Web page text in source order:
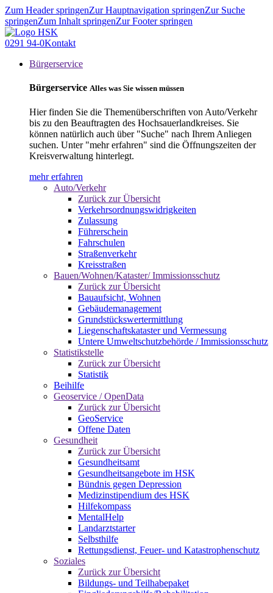
Zum Header springenZur Hauptnavigation springenZur Suche
springenZum Inhalt springenZur Footer springen
0291 94-0Kontakt
Bürgerservice
Bürgerservice Alles was Sie wissen müssen
Hier finden Sie die Themenüberschriften von Auto/Verkehr
bis zu den Beauftragten des Hochsauerlandkreises. Sie
können natürlich auch über "Suche" nach Ihrem Anliegen
suchen. Unter "mehr erfahren" sind die Öffnungszeiten der
Kreisverwaltung hinterlegt.
mehr erfahren
Auto/Verkehr
Zurück zur Übersicht
Verkehrsordnungswidrigkeiten
Zulassung
Führerschein
Fahrschulen
Straßenverkehr
Kreisstraßen
Bauen/Wohnen/Kataster/ Immissionsschutz
Zurück zur Übersicht
Bauaufsicht, Wohnen
Gebäudemanagement
Grundstückswertermittlung
Liegenschaftskataster und Vermessung
Untere Umweltschutzbehörde / Immissionsschutz
Statistikstelle
Zurück zur Übersicht
Statistik
Beihilfe
Geoservice / OpenData
Zurück zur Übersicht
GeoService
Offene Daten
Gesundheit
Zurück zur Übersicht
Gesundheitsamt
Gesundheitsangebote im HSK
Bündnis gegen Depression
Medizinstipendium des HSK
Hilfekompass
MentalHelp
Landarztstarter
Selbsthilfe
Rettungsdienst, Feuer- und Katastrophenschutz
Soziales
Zurück zur Übersicht
Bildungs- und Teilhabepaket